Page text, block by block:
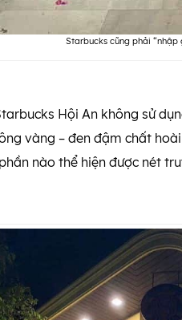
Starbucks cũng phải “nhập
Hội An không sử
vàng – đen đậm chất
nào thể hiện được nét